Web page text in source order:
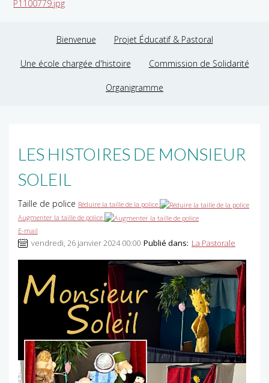
P1100779.jpg
Bienvenue Projet Éducatif & Pastoral
Une école chargée d'histoire Commission de Solidarité
Organigramme
LES HISTOIRES DE MONSIEUR
SOLEIL
Taille de police Réduire la taille de la police
Augmenter la taille de police
E-mail
vendredi, 26 janvier 2024 00:00 Publié dans: La Pastorale